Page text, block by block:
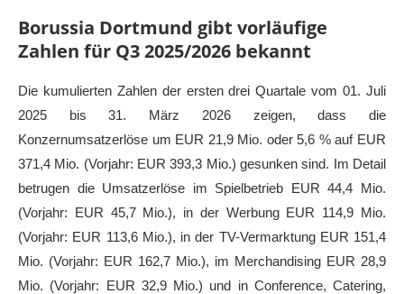
Borussia Dortmund gibt vorläufige
Zahlen für Q3 2025/2026 bekannt
Die kumulierten Zahlen der ersten drei Quartale vom 01. Juli
2025 bis 31. März 2026 zeigen, dass die
Konzernumsatzerlöse um EUR 21,9 Mio. oder 5,6 % auf EUR
371,4 Mio. (Vorjahr: EUR 393,3 Mio.) gesunken sind. Im Detail
betrugen die Umsatzerlöse im Spielbetrieb EUR 44,4 Mio.
(Vorjahr: EUR 45,7 Mio.), in der Werbung EUR 114,9 Mio.
(Vorjahr: EUR 113,6 Mio.), in der TV-Vermarktung EUR 151,4
Mio. (Vorjahr: EUR 162,7 Mio.), im Merchandising EUR 28,9
Mio. (Vorjahr: EUR 32,9 Mio.) und in Conference, Catering,